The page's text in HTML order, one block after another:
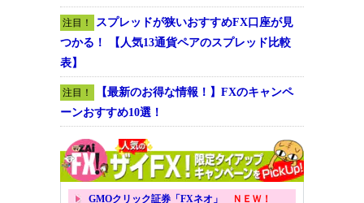
注目！
スプレッドが狭いおすすめFX口座が見
つかる！ 【人気13通貨ペアのスプレッド比較
表】
注目！
【最新のお得な情報！】FXのキャンペ
ーンおすすめ10選！
GMOクリック証券「FXネオ」
ＮＥＷ！